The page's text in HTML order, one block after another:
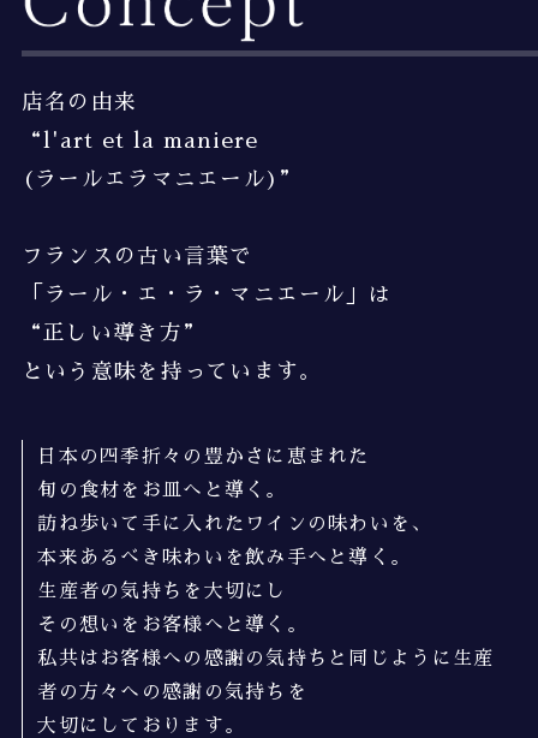
店名の由来
“l'art et la maniere
(ラールエラマニエール)”
フランスの古い言葉で
「ラール・エ・ラ・マニエール」は
“正しい導き方”
という意味を持っています。
日本の四季折々の豊かさに恵まれた
旬の食材をお皿へと導く。
訪ね歩いて手に入れたワインの味わいを、
本来あるべき味わいを飲み手へと導く。
生産者の気持ちを大切にし
その想いをお客様へと導く。
私共はお客様への感謝の気持ちと同じように生産
者の方々への感謝の気持ちを
大切にしております。